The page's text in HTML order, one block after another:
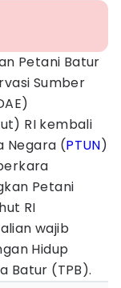
Petani Batur
Sumber
RI kembali
Negara (PTUN)
Petani
RI
wajib
Hidup
Batur (TPB).